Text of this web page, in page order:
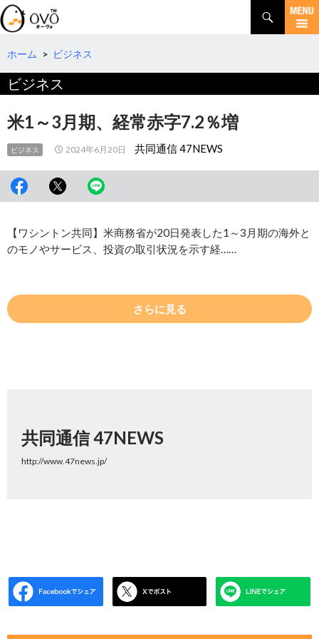
検
索
コ
テ
へ
移
動
ホーム > ビジネス
ビジネス
米1～3月期、経常赤字7.2％増
ビジネス 2024年6月20日 共同通信 47NEWS
【ワシントン共同】米商務省が20日発表した1～3月期の海外と
のモノやサービス、投資の取引状況を示す経……
さらに見る
共同通信 47NEWS
http://www.47news.jp/